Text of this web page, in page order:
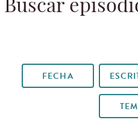
Buscar
FECHA